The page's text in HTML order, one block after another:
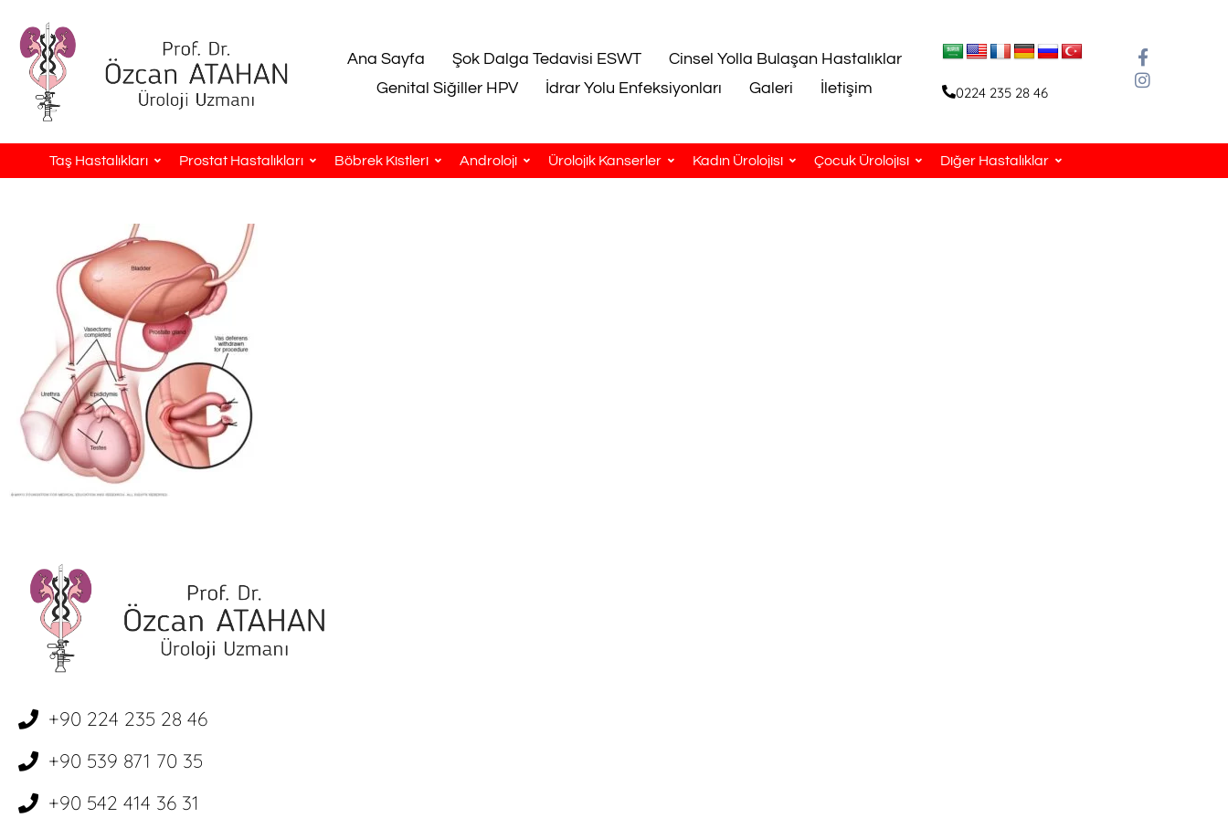
Ana Sayfa Şok Dalga Tedavisi ESWT
Cinsel Yolla Bulaşan Hastalıklar
Genital Siğiller HPV
İdrar Yolu Enfeksiyonları Galeri İletişim 0224 235 28 46
Taş Hastalıkları Prostat Hastalıkları Böbrek Kistleri Androloji Ürolojik Kanserler Kadın Ürolojisi Çocuk Ürolojisi Diğer Hastalıklar
+90 224 235 28 46
+90 539 871 70 35
+90 542 414 36 31